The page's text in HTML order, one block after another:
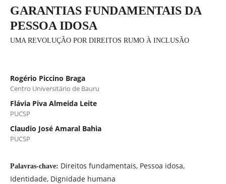
GARANTIAS FUNDAMENTAIS DA
PESSOA IDOSA
UMA REVOLUÇÃO POR DIREITOS RUMO À INCLUSÃO
Rogério Piccino Braga
Centro Universitário de Bauru
Flávia Piva Almeida Leite
PUCSP
Claudio José Amaral Bahia
PUCSP
Palavras-chave: Direitos fundamentais, Pessoa idosa,
Identidade, Dignidade humana